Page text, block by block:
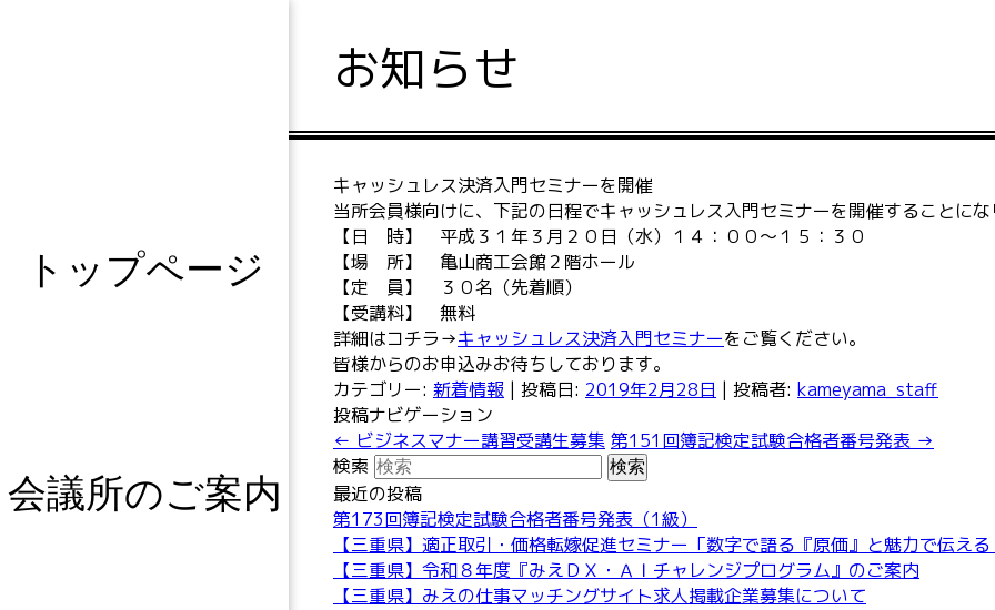
トップページ
会議所のご案内
お知らせ
キャッシュレス決済入門セミナーを開催
当所会員様向けに、下記の日程でキャッシュレス入門セミナーを開催することにな
【日 時】 平成３１年３月２０日（水） １４：００～１５：３０
【場 所】 亀山商工会館２階ホール
【定 員】 ３０名（先着順）
【受講料】 無料
詳細はコチラ→キャッシュレス決済入門セミナーをご覧ください。
皆様からのお申込みお待ちしております。
カテゴリー: 新着情報 | 投稿日: 2019年2月28日 | 投稿者: kameyama_staff
投稿ナビゲーション
← ビジネスマナー講習受講生募集 第151回簿記検定試験合格者番号発表 →
検索
最近の投稿
第173回簿記検定試験合格者番号発表（1級）
【三重県】適正取引・価格転嫁促進セミナー「数字で語る『原価』と魅力で伝え
【三重県】令和８年度『みえＤＸ・ＡＩチャレンジプログラム』のご案内
【三重県】みえの仕事マッチングサイト求人掲載企業募集について